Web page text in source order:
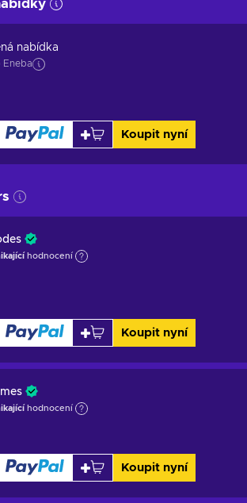
nabídka
Eneba
Koupit nyní
hodnocení
Koupit nyní
hodnocení
Koupit nyní